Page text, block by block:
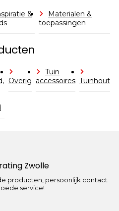
&
Materialen &
toepassingen
Overig
Tuin
accessoires Tuinhout
Zwolle
producten, persoonlijk contact
service!